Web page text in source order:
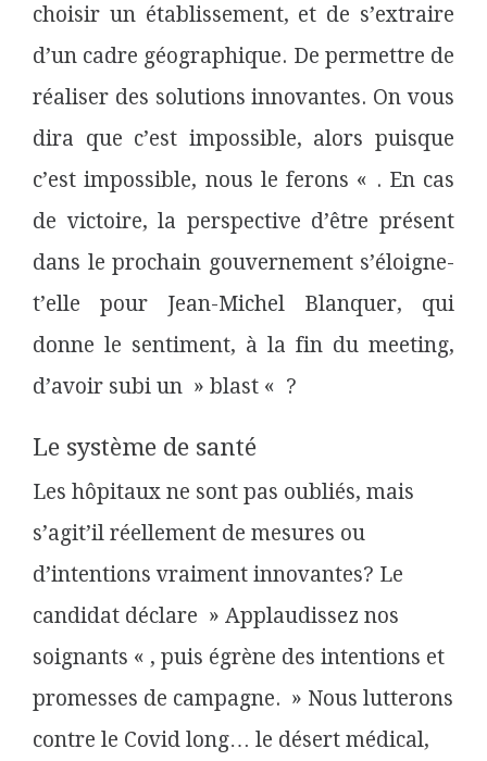
choisir un établissement, et de s’extraire
d’un cadre géographique. De permettre de
réaliser des solutions innovantes. On vous
dira que c’est impossible, alors puisque
c’estimpossible, nous le ferons « . En cas
de victoire, la perspective d’être présent
dans le prochain gouvernement s’éloigne-
t’elle pour Jean-Michel Blanquer, qui
donne le sentiment, à la fin du meeting,
d’avoir subi un » blast « ?
Le système de santé
Les hôpitaux ne sont pas oubliés, mais
s’agit’il réellement de mesures ou
d’intentions vraiment innovantes? Le
candidat déclare » Applaudissez nos
soignants « , puis égrène des intentions et
promesses de campagne. » Nous lutterons
contre le Covid long… le désert médical,